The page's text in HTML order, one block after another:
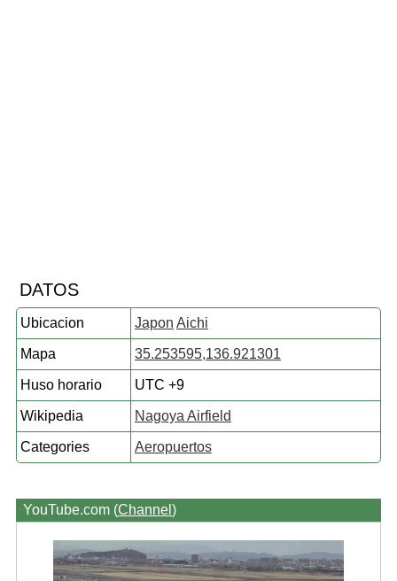
DATOS
Ubicacion Japon Aichi
Mapa 35.253595,136.921301
Huso horario UTC +9
Wikipedia Nagoya Airfield
Categories Aeropuertos
YouTube.com (Channel )